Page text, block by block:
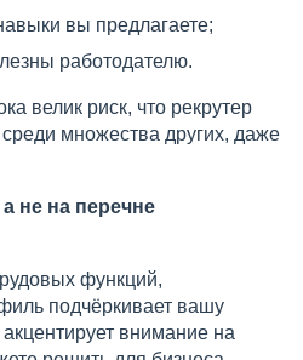
вы предлагаете;
работодателю.
велик риск, что рекрутер
множества других, даже
не на перечне
функций,
подчёркивает вашу
внимание на